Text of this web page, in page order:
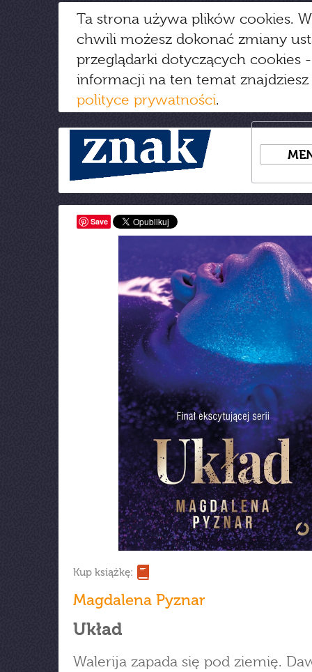
Ta strona używa plików cookies.
chwili możesz dokonać zmiany
przeglądarki dotyczących cookies
informacji na ten temat
polityce prywatności.
Save
Kup książkę:
Magdalena Pyznar
Układ
Walerija zapada się pod ziemię.